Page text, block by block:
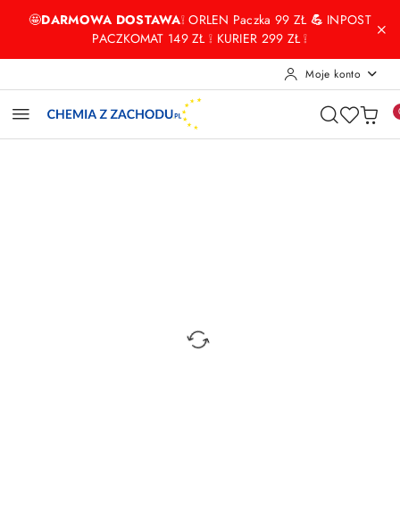
Przejdź do treści głównej
Przejdź do wyszukiwarki
Przejdź do moje konto
Przejdź do menu głównego
Przejdź do opisu produktu
Przejdź do stopki
🤩DARMOWA DOSTAWA❕ ORLEN Paczka 99 ZŁ💪 INPOST
PACZKOMAT 149 ZŁ ❕ KURIER 299 ZŁ ❕
Moje konto